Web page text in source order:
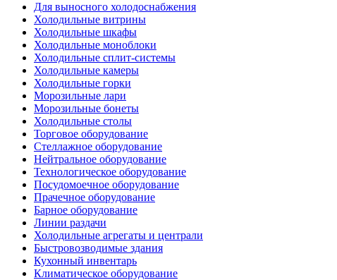
Для выносного холодоснабжения
Холодильные витрины
Холодильные шкафы
Холодильные моноблоки
Холодильные сплит-системы
Холодильные камеры
Холодильные горки
Морозильные лари
Морозильные бонеты
Холодильные столы
Торговое оборудование
Стеллажное оборудование
Нейтральное оборудование
Технологическое оборудование
Посудомоечное оборудование
Прачечное оборудование
Барное оборудование
Линии раздачи
Холодильные агрегаты и централи
Быстровозводимые здания
Кухонный инвентарь
Климатическое оборудование